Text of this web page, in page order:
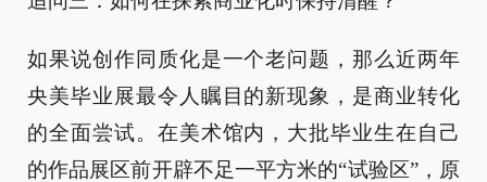
如果说创作同质化是一个老问题，那么近两年
央美毕业展最令人瞩目的新现象，是商业转化
的全面尝试。在美术馆内，大批毕业生在自己
的作品展区前开辟不足一平方米的“试验区”，原